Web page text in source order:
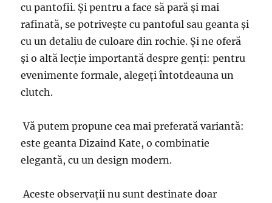
cu pantofii. Și pentru a face să pară și mai
rafinată, se potrivește cu pantoful sau geanta și
cu un detaliu de culoare din rochie. Și ne oferă
și o altă lecție importantă despre genți: pentru
evenimente formale, alegeți întotdeauna un
clutch.
Vă putem propune cea mai preferată variantă:
este geanta Dizaind Kate, o combinatie
elegantă, cu un design modern.
Aceste observații nu sunt destinate doar